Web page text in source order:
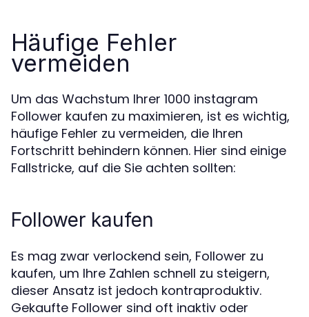
Häufige Fehler
vermeiden
Um das Wachstum Ihrer 1000 instagram
Follower kaufen zu maximieren, ist es wichtig,
häufige Fehler zu vermeiden, die Ihren
Fortschritt behindern können. Hier sind einige
Fallstricke, auf die Sie achten sollten:
Follower kaufen
Es mag zwar verlockend sein, Follower zu
kaufen, um Ihre Zahlen schnell zu steigern,
dieser Ansatz ist jedoch kontraproduktiv.
Gekaufte Follower sind oft inaktiv oder